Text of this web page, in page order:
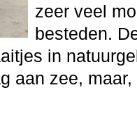
zeer veel
besteden.
in
aan zee,